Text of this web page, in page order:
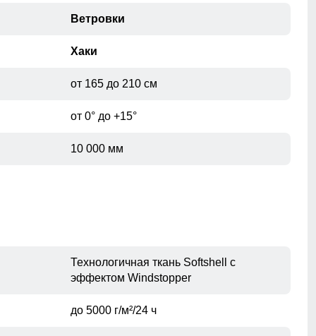
Ветровки
Хаки
от 165 до 210 см
от 0° до +15°
10 000 мм
Технологичная ткань Softshell с
эффектом Windstopper
до 5000 г/м²/24 ч